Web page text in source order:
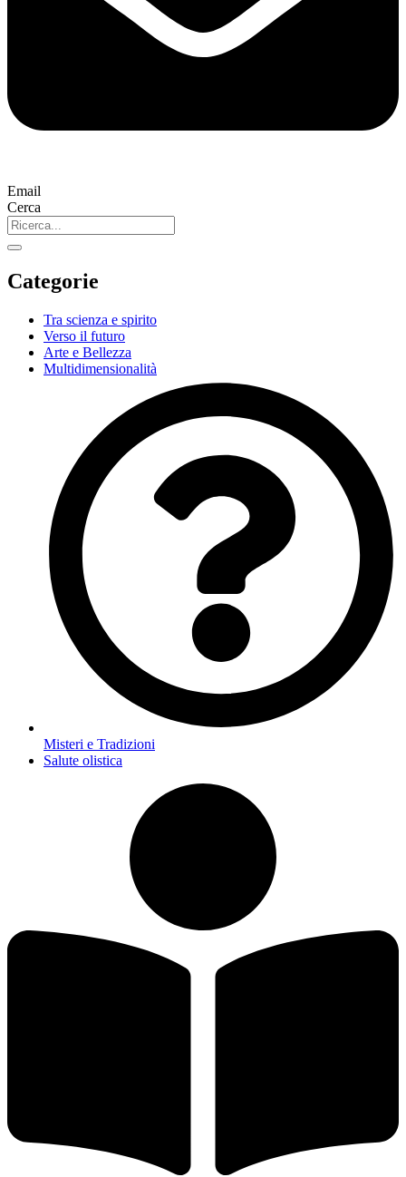
Email
Cerca
Categorie
Tra scienza e spirito
Verso il futuro
Arte e Bellezza
Multidimensionalità
Misteri e Tradizioni
Salute olistica